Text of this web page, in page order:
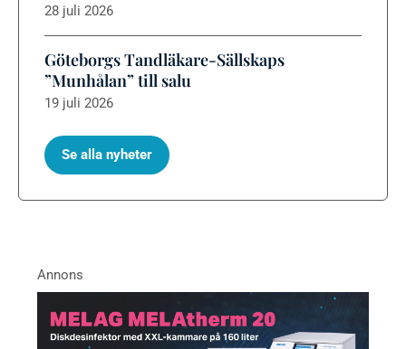
28 juli 2026
Göteborgs Tandläkare-Sällskaps
”Munhålan” till salu
19 juli 2026
Se alla nyheter